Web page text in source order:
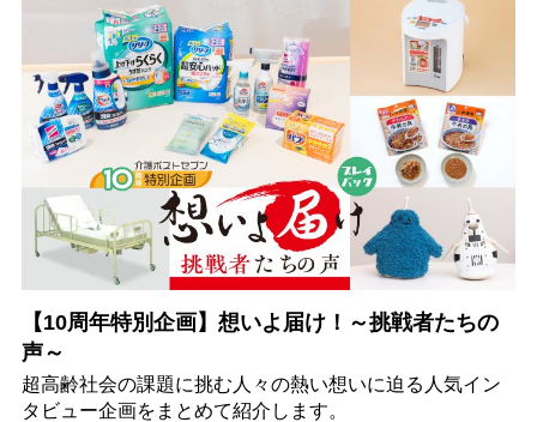
【10周年特別企画】想いよ届け！～挑戦者たちの
声～
超高齢社会の課題に挑む人々の熱い想いに迫る人気イン
タビュー企画をまとめて紹介します。